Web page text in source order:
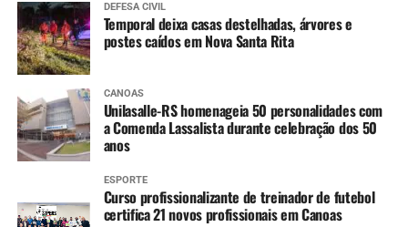
DEFESA CIVIL
Temporal deixa casas destelhadas, árvores e
postes caídos em Nova Santa Rita
CANOAS
Unilasalle-RS homenageia 50 personalidades com
a Comenda Lassalista durante celebração dos 50
anos
ESPORTE
Curso profissionalizante de treinador de futebol
certifica 21 novos profissionais em Canoas